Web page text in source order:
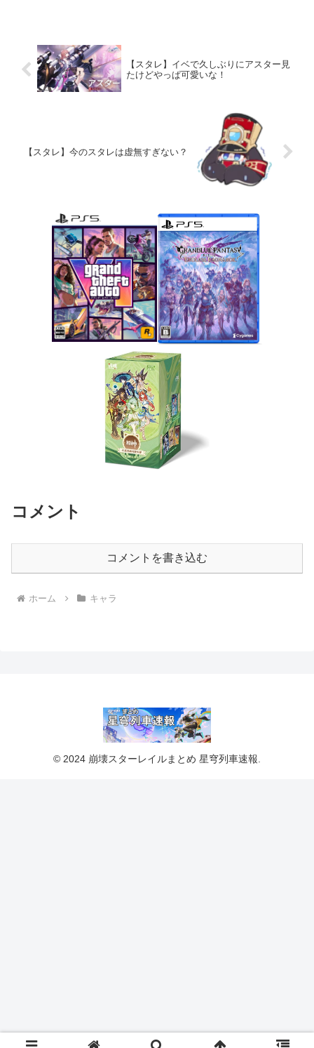
【スタレ】イベで久しぶりにアスター見
たけどやっぱ可愛いな！
【スタレ】今のスタレは虚無すぎない？
コメント
コメントを書き込む
ホーム キャラ
© 2024 崩壊スターレイルまとめ 星穹列車速報.